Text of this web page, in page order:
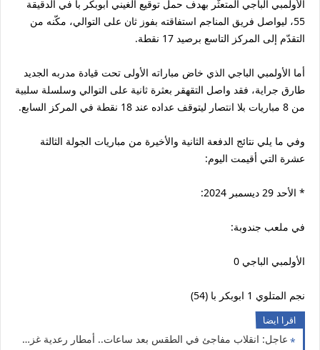
الأولمبي الباجي المتعثّر بهدف حمل توقيع الغيني أبوبكر با في الدقيقة
55، ليواصل فريق المناجم استفاقته بفوز ثان على التوالي، مكّنه من
التقدّم إلى المركز التاسع برصيد 17 نقطة.
أما الأولمبي الباجي الذي خاض مباراته الأولى تحت قيادة مدربه الجديد
طارق جراية، فقد واصل التقهقر بعثرة ثانية على التوالي وسلسلة سلبية
من 8 مباريات بلا انتصار ليتوقف عداده عند 18 نقطة في المركز السابع.
وفي ما يلي نتائج الدفعة الثانية والأخيرة من مباريات الجولة الثالثة
عشرة التي أقيمت اليوم:
* الأحد 29 ديسمبر 2024:
في ملعب جندوبة:
الأولمبي الباجي 0
نجم المتلوي 1 ابوبكر با (54)
اقرا ايضا
عاجل: انقلاب مفاجئ في الطقس بعد ساعات.. أمطار رعدية غزيرة ورياح تصل إلى 90 كلم/س تشمل 5 ولايات